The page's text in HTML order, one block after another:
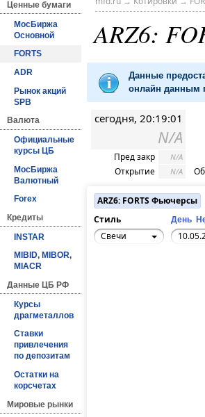
Ценные бумаги
МосБиржа
Основной
FORTS
ADR
Рынок акций
SPB
Валюта
Официальные
курсы ЦБ
МосБиржа
Валютный
Forex
Кредиты
INSTAR
MIBID, MIBOR,
MIACR
Данные ЦБ РФ
Курсы
драгметаллов
Ставки
привлечения
по депозитам
Остатки на
корсчетах
Мировые рынки
ARZ6:
Данные
онлайн данным
сегодня, 20:19:01
N/A
Пред закр N/A
Открытие N/A
ARZ6: FORTS Фьючерсы
Стиль
День
Свечи